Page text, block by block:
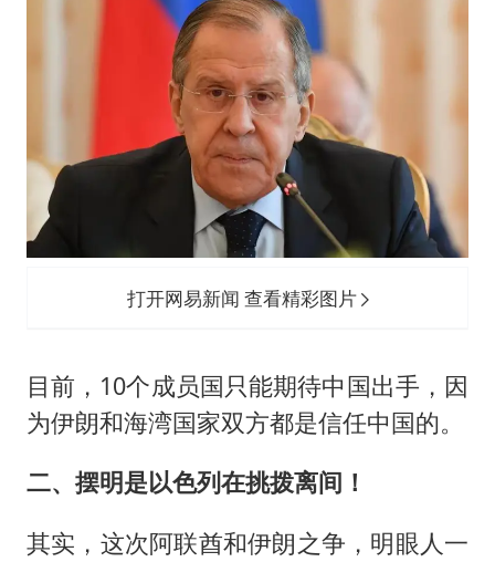
打开网易新闻 查看精彩图片
目前，10个成员国只能期待中国出手，因
为伊朗和海湾国家双方都是信任中国的。
二、摆明是以色列在挑拨离间！
其实，这次阿联酋和伊朗之争，明眼人一